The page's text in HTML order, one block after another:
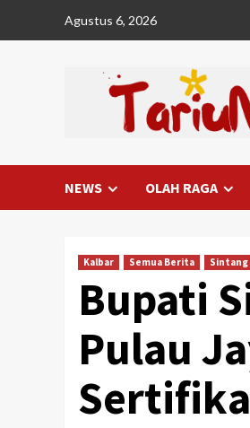
Agustus 6, 2026
NEWS OLAH RAGA
Kalbar Semua Berita Sintang
Bupati
Pulau